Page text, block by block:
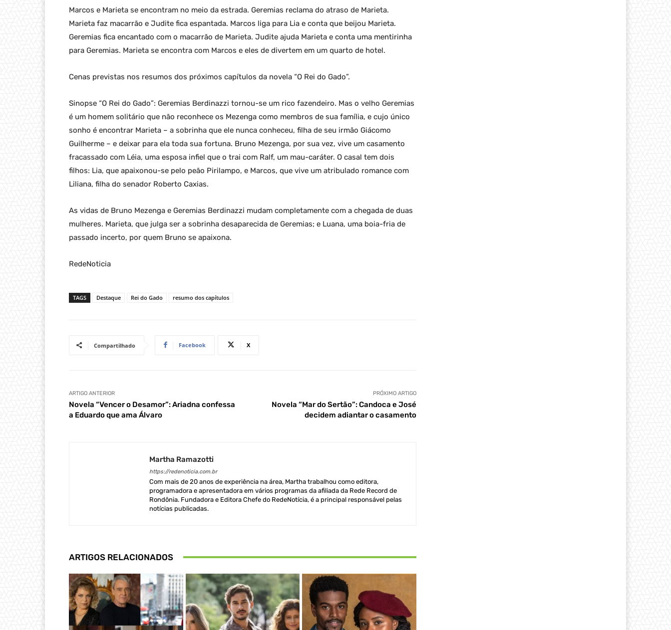
Marcos e Marieta se encontram no meio da estrada. Geremias reclama do atraso de Marieta.
Marieta faz macarrão e Judite fica espantada. Marcos liga para Lia e conta que beijou Marieta.
Geremias fica encantado com o macarrão de Marieta. Judite ajuda Marieta e conta uma mentirinha
para Geremias. Marieta se encontra com Marcos e eles de divertem em um quarto de hotel.
Cenas previstas nos resumos dos próximos capítulos da novela “O Rei do Gado”.
Sinopse “O Rei do Gado”: Geremias Berdinazzi tornou-se um rico fazendeiro. Mas o velho Geremias
é um homem solitário que não reconhece os Mezenga como membros de sua família, e cujo único
sonho é encontrar Marieta – a sobrinha que ele nunca conheceu, filha de seu irmão Giácomo
Guilherme – e deixar para ela toda sua fortuna. Bruno Mezenga, por sua vez, vive um casamento
fracassado com Léia, uma esposa infiel que o trai com Ralf, um mau-caráter. O casal tem dois
filhos: Lia, que apaixonou-se pelo peão Pirilampo, e Marcos, que vive um atribulado romance com
Liliana, filha do senador Roberto Caxias.
As vidas de Bruno Mezenga e Geremias Berdinazzi mudam completamente com a chegada de duas
mulheres. Marieta, que julga ser a sobrinha desaparecida de Geremias; e Luana, uma boia-fria de
passado incerto, por quem Bruno se apaixona.
RedeNoticia
TAGS Destaque Rei do Gado resumo dos capítulos
Compartilhado Facebook X
ARTIGO ANTERIOR
Novela “Vencer o Desamor”: Ariadna confessa
a Eduardo que ama Álvaro
PRÓXIMO ARTIGO
Novela “Mar do Sertão”: Candoca e José
decidem adiantar o casamento
Martha Ramazotti
https://redenoticia.com.br
Com mais de 20 anos de experiência na área, Martha trabalhou como editora,
programadora e apresentadora em vários programas da afiliada da Rede Record de
Rondônia. Fundadora e Editora Chefe do RedeNotícia, é a principal responsável pelas
notícias publicadas.
ARTIGOS RELACIONADOS